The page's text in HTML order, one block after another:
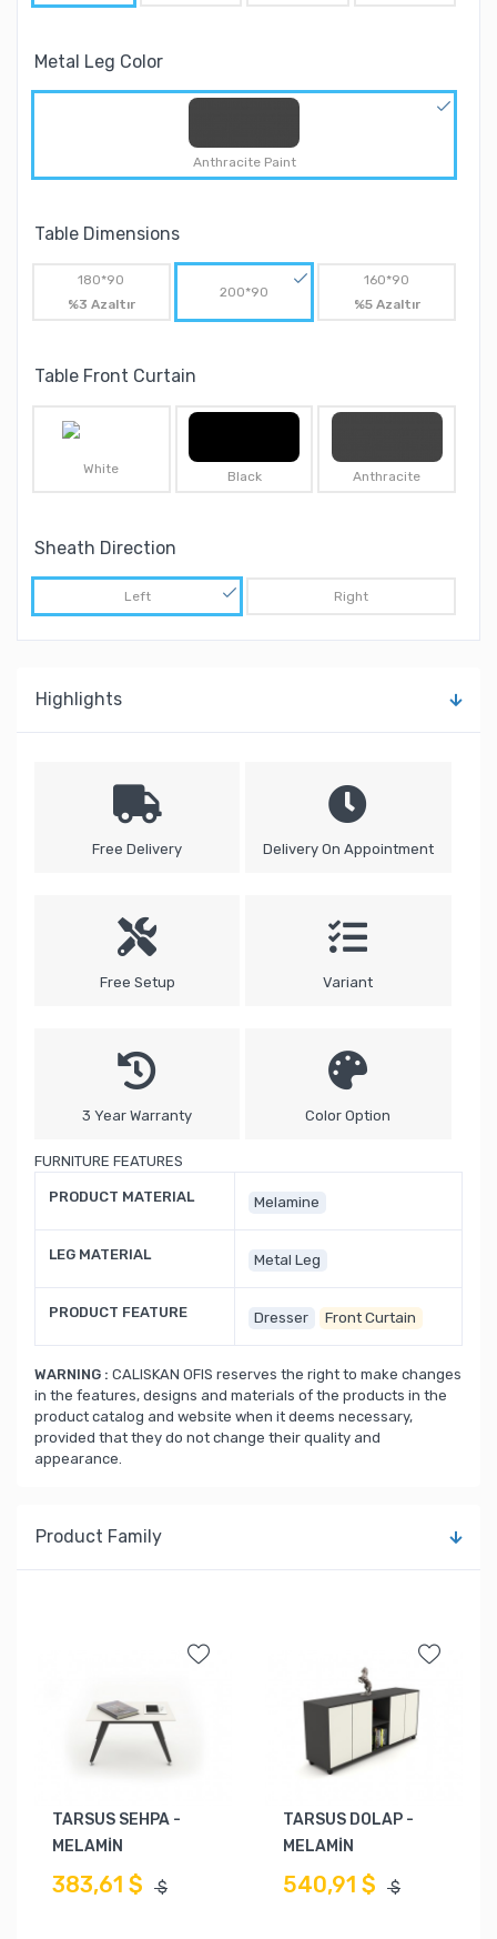
Metal Leg Color
Anthracite Paint
Table Dimensions
180*90
%3 Azaltır
200*90
160*90
%5 Azaltır
Table Front Curtain
White
Black Anthracite
Sheath Direction
Left Right
Highlights
Free Delivery Delivery On Appointment
Free Setup Variant
3 Year Warranty Color Option
FURNITURE FEATURES
PRODUCT MATERIAL Melamine
LEG MATERIAL Metal Leg
PRODUCT FEATURE Dresser Front Curtain
WARNING : CALISKAN OFIS reserves the right to make changes
in the features, designs and materials of the products in the
product catalog and website when it deems necessary,
provided that they do not change their quality and
appearance.
Product Family
TARSUS SEHPA -
MELAMİN
383,61 $ $
TARSUS DOLAP -
MELAMİN
540,91 $ $